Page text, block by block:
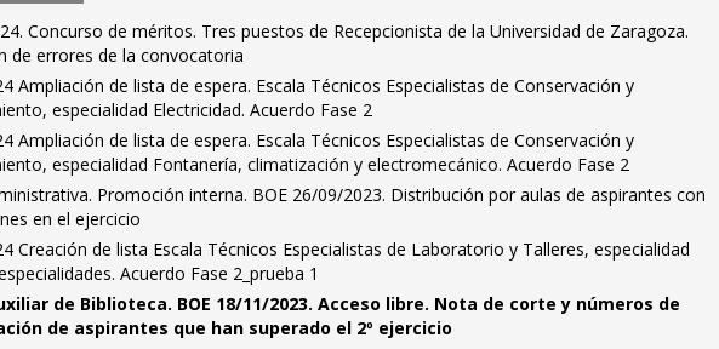
Concurso de méritos. Tres puestos de Recepcionista de la Universidad de Zaragoza.
de errores de la convocatoria
Ampliación de lista de espera. Escala Técnicos Especialistas de Conservación y
especialidad Electricidad. Acuerdo Fase 2
Ampliación de lista de espera. Escala Técnicos Especialistas de Conservación y
especialidad Fontanería, climatización y electromecánico. Acuerdo Fase 2
Promoción interna. BOE 26/09/2023. Distribución por aulas de aspirantes con
en el ejercicio
Creación de lista Escala Técnicos Especialistas de Laboratorio y Talleres, especialidad
Acuerdo Fase 2_prueba 1
de Biblioteca. BOE 18/11/2023. Acceso libre. Nota de corte y números de
de aspirantes que han superado el 2º ejercicio